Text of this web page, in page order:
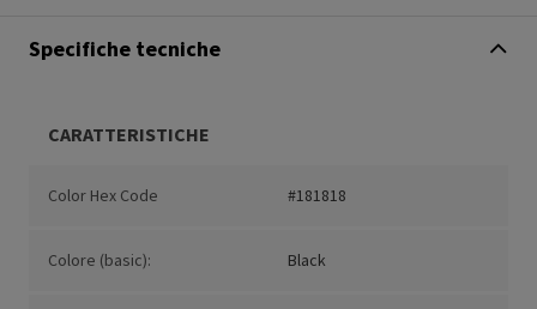
Specifiche tecniche
CARATTERISTICHE
Color Hex Code #181818
Colore (basic): Black